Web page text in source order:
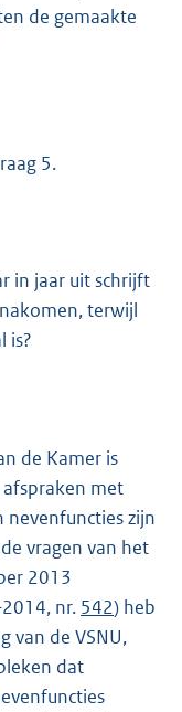
de gemaakte
5.
in jaar uit schrijft
terwijl
is?
de Kamer is
met
zijn
vragen van het
2013
nr. 542) heb
van de VSNU,
dat